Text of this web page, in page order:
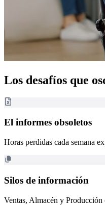
Los desafíos que
El informes obsoletos
Horas perdidas cada semana
Silos de información
Ventas, Almacén y Producción